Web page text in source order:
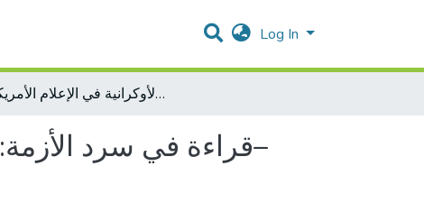
Log In
قراءة في سرد الأزمة: الرواية الفلسطينية والرواية الأوكرانية في الإعلام الأمريكي–CNN كحالة دراسية
قراءة في سرد الأزمة: